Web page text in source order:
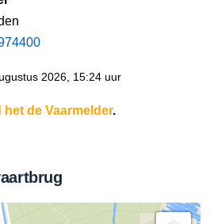
2026, 15:24 uur
het de Vaarmelder.